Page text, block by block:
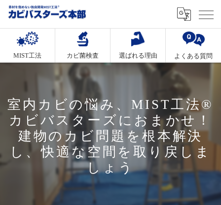
MIST工法 カビ菌検査 選ばれる理由 よくある質問
室内カビの悩み、MIST工法®
カビバスターズにおまかせ！
建物のカビ問題を根本解決
し、快適な空間を取り戻しま
しょう